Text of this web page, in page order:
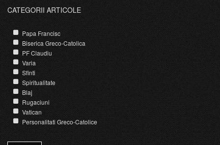
CATEGORII ARTICOLE
Papa Francisc
Biserica Greco-Catolica
PF Claudiu
Varia
Sfinti
Spiritualitate
Blaj
Rugaciuni
Vatican
Personalitati Greco-Catolice